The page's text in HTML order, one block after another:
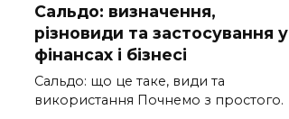
Сальдо: визначення,
різновиди та застосування у
фінансах і бізнесі
Сальдо: що це таке, види та
використання Почнемо з простого.